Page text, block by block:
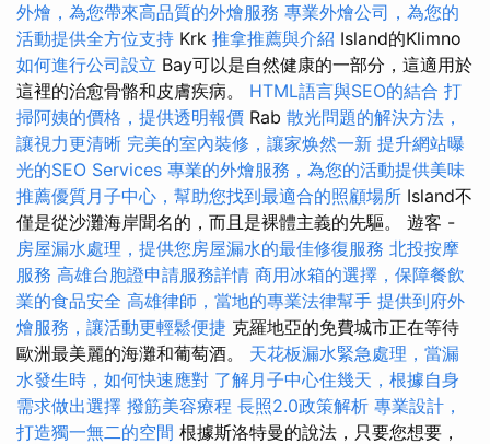
外燴，為您帶來高品質的外燴服務 專業外燴公司，為您的
活動提供全方位支持 Krk 推拿推薦與介紹 Island的Klimno
如何進行公司設立 Bay可以是自然健康的一部分，這適用於
這裡的治愈骨骼和皮膚疾病。 HTML語言與SEO的結合 打
掃阿姨的價格，提供透明報價 Rab 散光問題的解決方法，
讓視力更清晰 完美的室內裝修，讓家焕然一新 提升網站曝
光的SEO Services 專業的外燴服務，為您的活動提供美味
推薦優質月子中心，幫助您找到最適合的照顧場所 Island不
僅是從沙灘海岸聞名的，而且是裸體主義的先驅。 遊客 -
房屋漏水處理，提供您房屋漏水的最佳修復服務 北投按摩
服務 高雄台胞證申請服務詳情 商用冰箱的選擇，保障餐飲
業的食品安全 高雄律師，當地的專業法律幫手 提供到府外
燴服務，讓活動更輕鬆便捷 克羅地亞的免費城市正在等待
歐洲最美麗的海灘和葡萄酒。 天花板漏水緊急處理，當漏
水發生時，如何快速應對 了解月子中心住幾天，根據自身
需求做出選擇 撥筋美容療程 長照2.0政策解析 專業設計，
打造獨一無二的空間 根據斯洛特曼的說法，只要您想要，